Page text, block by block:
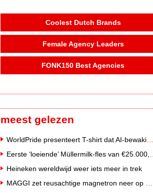
Coolest Dutch Brands
Female Agency Leaders
FONK150 Best Agencies
meest gelezen
Heineken wereldwijd weer iets meer in trek